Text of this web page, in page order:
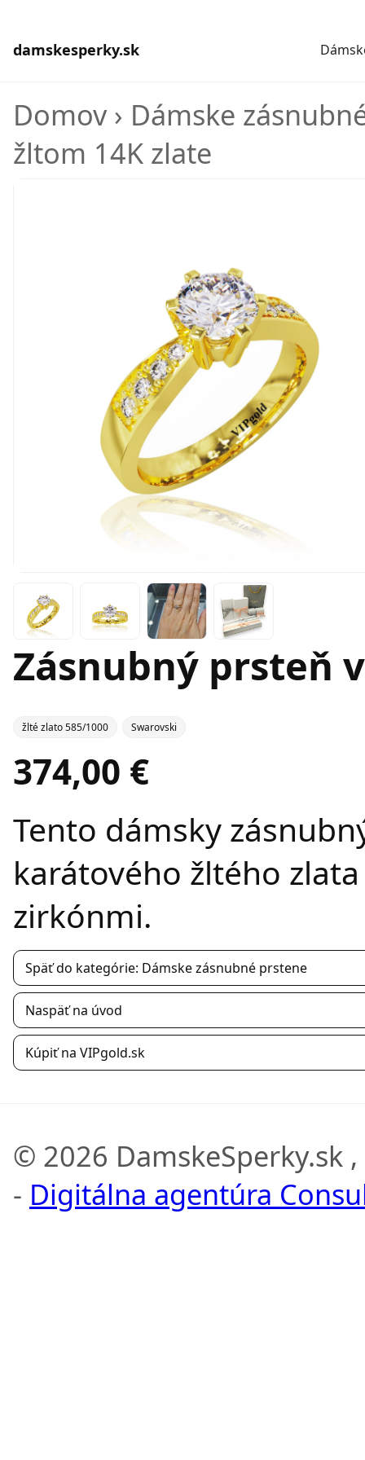
damskesperky.sk
Domov› Dámske
žltom 14K zlate
Zásnubný prsteň
žlté zlato 585/1000 Swarovski
374,00 €
Tento dámsky
karátového žltého
zirkónmi.
Späť do kategórie: Dámske zásnubné prstene
Naspäť na úvod
Kúpiť na VIPgold.sk
© 2026 DamskeSperky.sk
- Digitálna agentúra